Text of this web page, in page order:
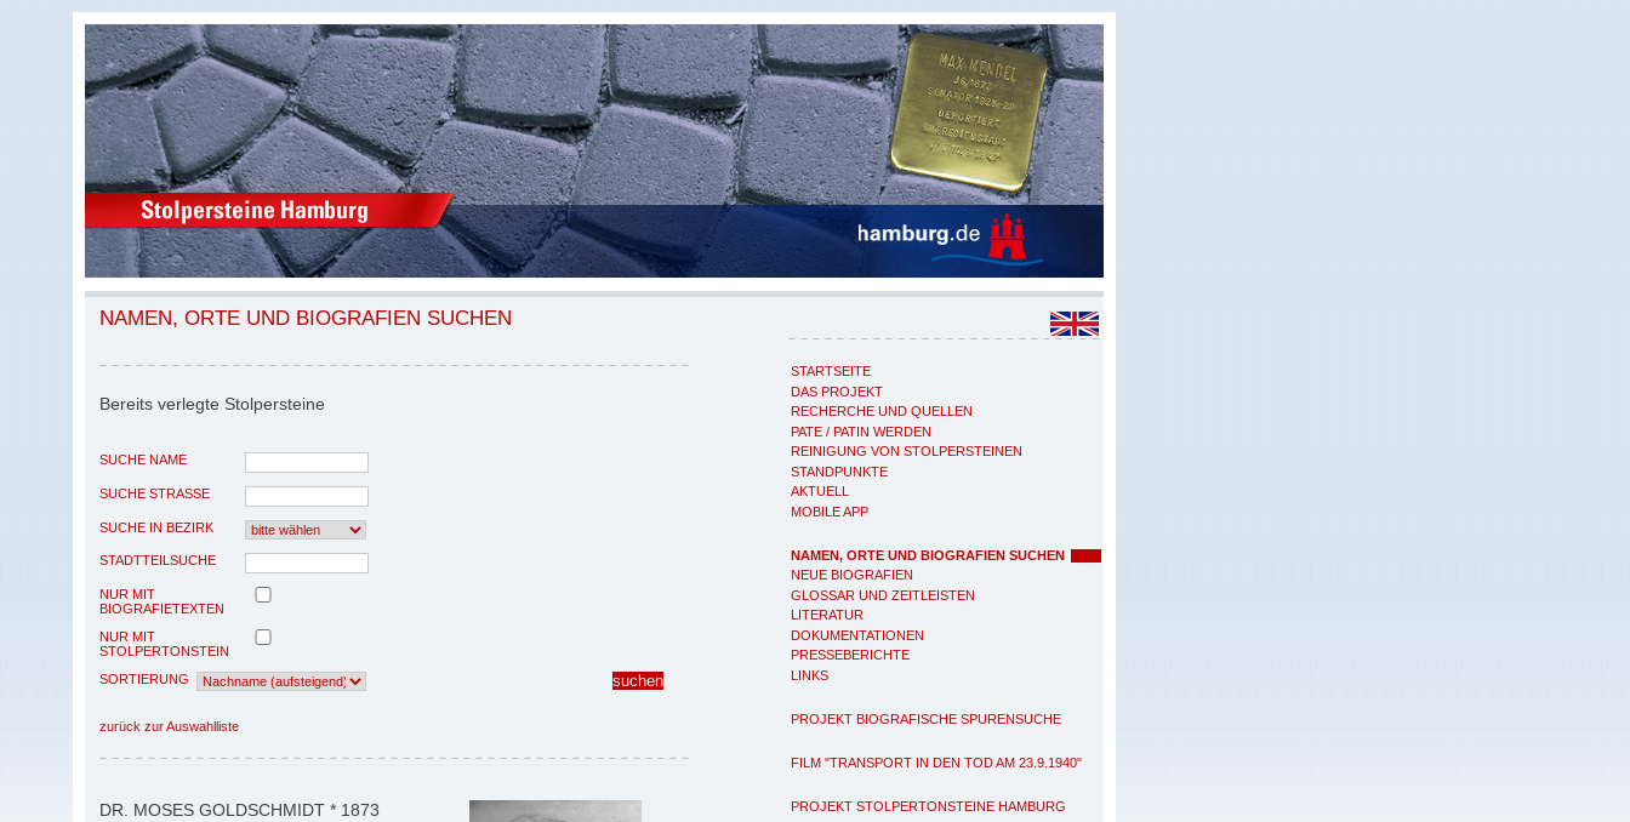
STARTSEITE
DAS PROJEKT
RECHERCHE UND QUELLEN
PATE / PATIN WERDEN
REINIGUNG VON STOLPERSTEINEN
STANDPUNKTE
AKTUELL
MOBILE APP
NAMEN, ORTE UND BIOGRAFIEN SUCHEN
NEUE BIOGRAFIEN
GLOSSAR UND ZEITLEISTEN
LITERATUR
DOKUMENTATIONEN
PRESSEBERICHTE
LINKS
PROJEKT BIOGRAFISCHE SPURENSUCHE
FILM "TRANSPORT IN DEN TOD AM 23.9.1940"
PROJEKT STOLPERTONSTEINE HAMBURG
NAMEN, ORTE UND BIOGRAFIEN SUCHEN
Bereits verlegte Stolpersteine
SUCHE NAME
SUCHE STRASSE
SUCHE IN BEZIRK
STADTTEILSUCHE
NUR MIT
BIOGRAFIETEXTEN
NUR MIT
STOLPERTONSTEIN
SORTIERUNG
zurück zur Auswahlliste
DR. MOSES GOLDSCHMIDT * 1873